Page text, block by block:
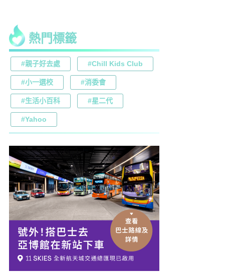
熱門標籤
#親子好去處 #Chill Kids Club
#小一選校 #消委會
#生活小百科 #星二代
#Yahoo